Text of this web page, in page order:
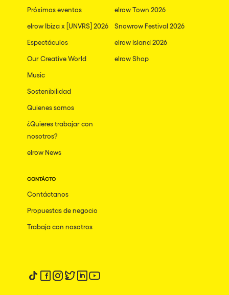
Próximos eventos
elrow Ibiza x [UNVRS] 2026
Espectáculos
Our Creative World
Music
Sostenibilidad
Quienes somos
¿Quieres trabajar con
nosotros?
elrow News
elrow Town 2026
Snowrow Festival 2026
elrow Island 2026
elrow Shop
CONTÁCTO
Contáctanos
Propuestas de negocio
Trabaja con nosotros
Síguenos en tiktok
Síguenos en facebook
Síguenos en instagram
Síguenos en twitter
Síguenos en linkedin
Síguenos en youtube